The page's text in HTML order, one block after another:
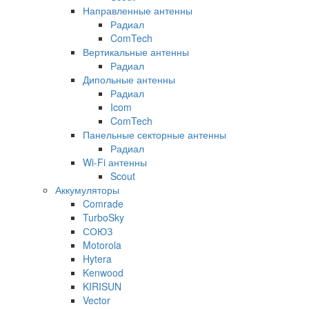
Направленные антенны
Радиал
ComTech
Вертикальные антенны
Радиал
Дипольные антенны
Радиал
Icom
ComTech
Панельные секторные антенны
Радиал
Wi-Fi антенны
Scout
Аккумуляторы
Comrade
TurboSky
СОЮЗ
Motorola
Hytera
Kenwood
KIRISUN
Vector